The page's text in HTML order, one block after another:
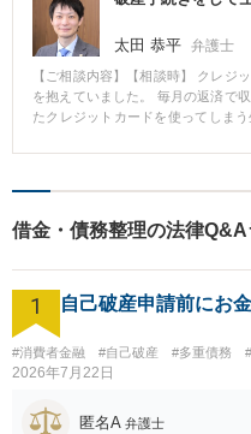
ました。 【弁護士のコメント】 借
第一歩です。任意整理は収入があ
まも落ち着いた環境で生活を立て直
太田 恭平 弁護士
【ご相談内容】【相談時】 クレジ
を抱えていました。 毎月の返済で
たクレジットカードを使ってしま
【相談後】 クレジットカード業者
済は困難だったため、破産手続き
者は、過去にたくさん給与をもら
準備を始めると、カードの引き落
カードも使えなくなります。 二度
続きをきっかけに、家計簿をつけ
らいました。
借金・債務整理の法律
1 自己破産申請前にお
#消費者金融 #自己破産 #多重債務
2026年7月22日
匿名A 弁護士